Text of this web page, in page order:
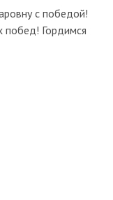
с победой!
побед! Гордимся